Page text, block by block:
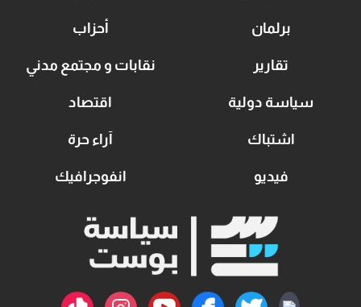
برلمان أحزاب
تقارير نقابات و مجتمع مدني
سياسة دولية اقتصاد
اشتباك آراء حرة
فيديو انفوجرافيك